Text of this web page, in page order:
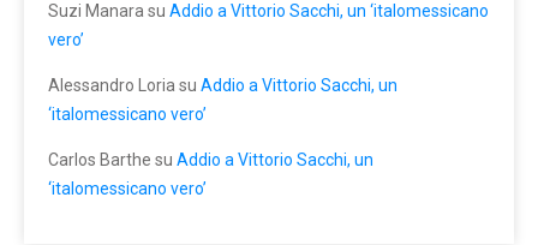
Suzi Manara su Addio a Vittorio Sacchi, un ‘italomessicano
vero’
Alessandro Loria su Addio a Vittorio Sacchi, un
‘italomessicano vero’
Carlos Barthe su Addio a Vittorio Sacchi, un
‘italomessicano vero’